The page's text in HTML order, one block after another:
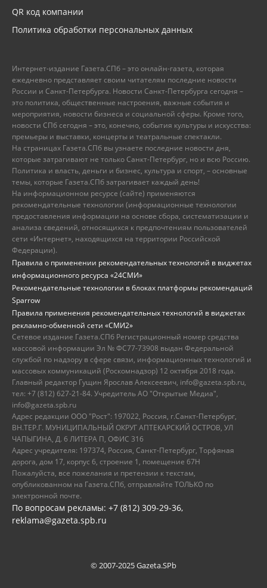
QR код компании
Политика обработки персональных данных
Интернет-издание Газета.СПб – это онлайн-газета, которая
ежедневно представляет своим читателям последние новости
России и Санкт-Петербурга. Новости Санкт-Петербурга сегодня –
это политика, общественные настроения, важные события и
мероприятия, новости бизнеса и социальной сферы. Кроме того,
новости СПб сегодня – это, конечно, события культуры и искусства:
премьеры и выставки, концерты и театральные спектакли.
На страницах Газета.СПб вы узнаете последние новости дня,
которые затрагивают не только Санкт-Петербург, но и всю Россию.
Политика и власть, деньги и бизнес, культура и спорт, – основные
темы, которые Газета.СПб затрагивает каждый день!
На информационном ресурсе (сайте) применяются
рекомендательные технологии (информационные технологии
предоставления информации на основе сбора, систематизации и
анализа сведений, относящихся к предпочтениям пользователей
сети «Интернет», находящихся на территории Российской
Федерации).
Правила о применении рекомендательных технологий в виджетах
информационного ресурса «24СМИ»
Рекомендательные технологии в блоках платформы рекомендаций
Sparrow
Правила применения рекомендательных технологий в виджетах
рекламно-обменной сети «СМИ2»
Сетевое издание Газета.СПб Регистрационный номер средства
массовой информации Эл № ФС77-73908 выдан Федеральной
службой по надзору в сфере связи, информационных технологий и
массовых коммуникаций (Роскомнадзор) 12 октября 2018 года.
Главный редактор Гущин Ярослав Алексеевич, info@gazeta.spb.ru,
тел: +7 (812) 627-21-84. Учредитель АО "Открытые Медиа",
info@gazeta.spb.ru
Адрес редакции ООО "Рост": 197022, Россия, г.Санкт-Петербург,
ВН.ТЕР.Г. МУНИЦИПАЛЬНЫЙ ОКРУГ АПТЕКАРСКИЙ ОСТРОВ, УЛ
ЧАПЫГИНА, Д. 6 ЛИТЕРА П, ОФИС 316
Адрес учредителя: 197374, Россия, Санкт-Петербург, Торфяная
дорога, дом 17, корпус 6, строение 1, помещение 67Н
Пожалуйста, все пожелания и претензии к текстам,
опубликованном на Газета.СПб, отправляйте ТОЛЬКО по
электронной почте.
По вопросам рекламы: +7 (812) 309-29-36,
reklama@gazeta.spb.ru
© 2007-2025 Gazeta.SPb